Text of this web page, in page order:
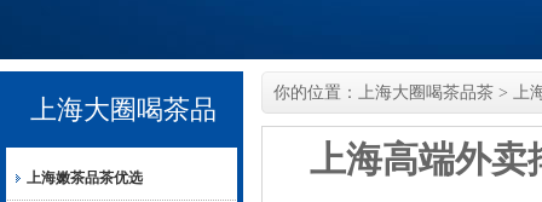
上海大圈喝茶品
茶
上海嫩茶品茶优选
你的位置： 上海大圈喝茶品茶 > 上
上海高端外卖